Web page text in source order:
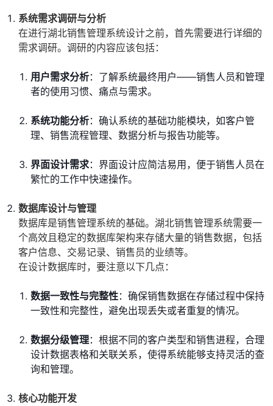
系统需求调研与分析
在进行湖北销售管理系统设计之前，首先需要进行详细的
需求调研。调研的内容应该包括：
用户需求分析：了解系统最终用户——销售人员和管理
者的使用习惯、痛点与需求。
系统功能分析：确认系统的基础功能模块，如客户管
理、销售流程管理、数据分析与报告功能等。
界面设计需求：界面设计应简洁易用，便于销售人员在
繁忙的工作中快速操作。
数据库设计与管理
数据库是销售管理系统的基础。湖北销售管理系统需要一
个高效且稳定的数据库架构来存储大量的销售数据，包括
客户信息、交易记录、销售员的业绩等。
在设计数据库时，要注意以下几点：
数据一致性与完整性：确保销售数据在存储过程中保持
一致性和完整性，避免出现丢失或者重复的情况。
数据分级管理：根据不同的客户类型和销售进程，合理
设计数据表格和关联关系，使得系统能够支持灵活的查
询和管理。
核心功能开发